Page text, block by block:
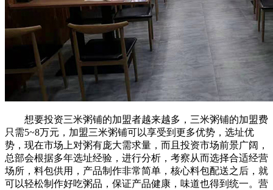
想要投资三米粥铺的加盟者越来越多，三米粥铺的加盟费
只需5~8万元，加盟三米粥铺可以享受到更多优势，选址优
势，现在市场上对粥有庞大需求量，而且投资市场前景广阔，
总部会根据多年选址经验，进行分析，考察从而选择合适经营
场所，料包供用，产品制作非常简单，核心料包配送之后，就
可以轻松制作好吃粥品，保证产品健康，味道也得到统一。营